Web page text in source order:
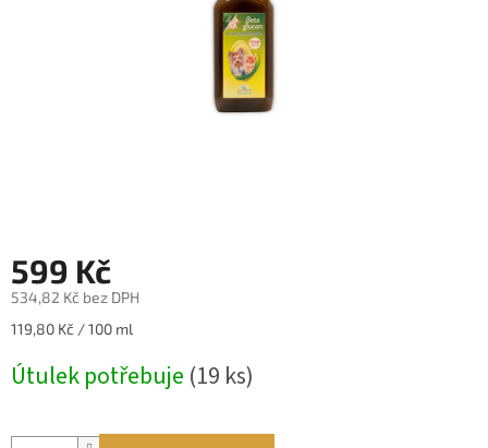
599 Kč
534,82 Kč bez DPH
Měrná
119,80 Kč / 100 ml
Útulek potřebuje (19 ks)